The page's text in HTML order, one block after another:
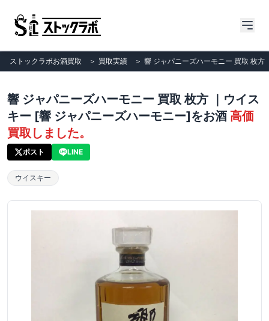
ストックラボお酒買取 ＞ 買取実績 ＞ 響 ジャパニーズハーモニー 買取 枚
響 ジャパニーズハーモニー 買取 枚方 ｜ウイス
キー [響 ジャパニーズハーモニー]をお酒 高価
買取しました。
ポスト LINE
ウイスキー